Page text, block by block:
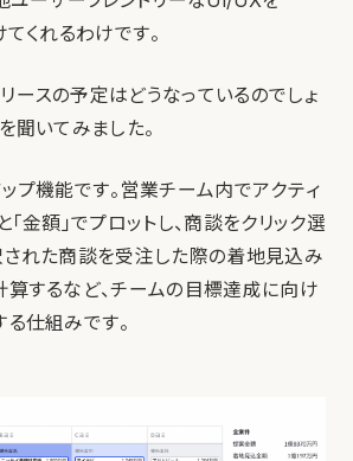
くれるわけです。
ースの予定はどうなっているのでしょ
聞いてみました。
ップ機能です。営業チーム内でアクティ
「金額」でプロットし、商談をクリック選
された商談を受注した際の着地見込み
算するなど、チームの目標達成に向け
る仕組みです。